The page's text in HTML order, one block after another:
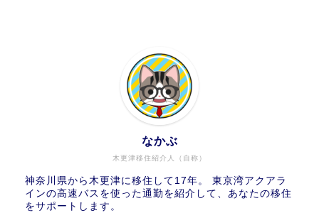
木更津移住紹介人（自称）
なかぶ
神奈川県から木更津に移住して17年。 東京湾アクアラ
インの高速バスを使った通勤を紹介して、あなたの移住
をサポートします。